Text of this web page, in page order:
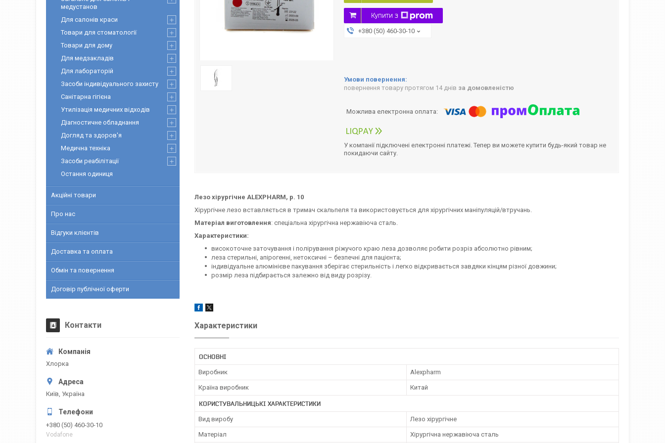
Купити з
+380 (50) 460-30-10
повернення товару протягом 14 днів за домовленістю
У компанії підключені електронні платежі. Тепер ви можете купити будь-який товар не
покидаючи сайту.
Лезо хірургічне ALEXPHARM, р. 10
Хірургічне лезо вставляється в тримач скальпеля та використовується для хірургічних маніпуляцій/втручань.
Матеріал виготовлення: спеціальна хірургічна нержавіюча сталь.
Характеристики:
високоточне заточування і полірування ріжучого краю леза дозволяє робити розріз абсолютно рівним;
леза стерильні, апірогенні, нетоксичні – безпечні для пацієнта;
індивідуальне алюмінієве пакування зберігає стерильність і легко відкривається завдяки кінцям різної довжини;
розмір леза підбирається залежно від виду розрізу.
Характеристики
ОСНОВНІ
Виробник Alexpharm
Країна виробник Китай
КОРИСТУВАЛЬНИЦЬКІ ХАРАКТЕРИСТИКИ
Вид виробу Лезо хірургічне
Матеріал Хірургічна нержавіюча сталь
медустанов
Для салонів краси
Товари для стоматології
Товари для дому
Для медзакладів
Для лабораторій
Засоби індивідуального захисту
Санітарна гігієна
Утилізація медичних відходів
Діагностичне обладнання
Догляд та здоров'я
Медична техніка
Засоби реабілітації
Остання одиниця
Акційні товари
Про нас
Відгуки клієнтів
Доставка та оплата
Обмін та повернення
Договір публічної оферти
Контакти
Хлорка
Київ, Україна
+380 (50) 460-30-10
Vodafone